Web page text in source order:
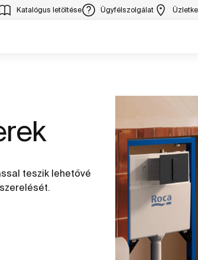
Katalógus letöltése Ügyfélszolgálat
teszik lehetővé